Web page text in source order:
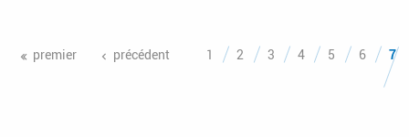
premier précédent 1 2 3 4 5 6 7